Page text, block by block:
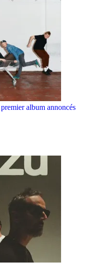
album annoncés